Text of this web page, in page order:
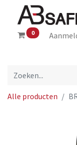
0
Alle producten